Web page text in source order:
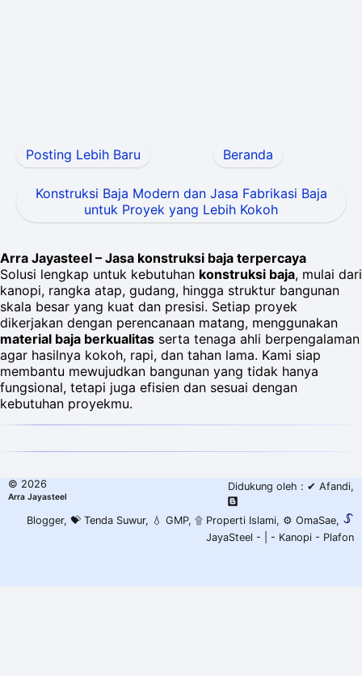
Posting Lebih Baru
Konstruksi Baja Modern dan Jasa Fabrikasi Baja
untuk Proyek yang Lebih Kokoh
Beranda
Arra Jayasteel – Jasa konstruksi baja terpercaya
Solusi lengkap untuk kebutuhan konstruksi baja, mulai dari
kanopi, rangka atap, gudang, hingga struktur bangunan
skala besar yang kuat dan presisi. Setiap proyek
dikerjakan dengan perencanaan matang, menggunakan
material baja berkualitas serta tenaga ahli berpengalaman
agar hasilnya kokoh, rapi, dan tahan lama. Kami siap
membantu mewujudkan bangunan yang tidak hanya
fungsional, tetapi juga efisien dan sesuai dengan
kebutuhan proyekmu.
© 2026
Arra Jayasteel
Didukung oleh : ✔ Afandi,
Blogger, 💝 Tenda Suwur, 💧 GMP, ۩ Properti Islami, ⚙️ OmaSae,
JayaSteel - | - Kanopi - Plafon